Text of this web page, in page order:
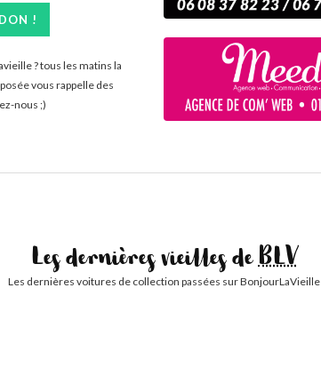
!
? tous les matins la
vous rappelle des
nous ;)
Les dernières vieilles deBLV
Les dernières voitures de collection passées sur BonjourLaVieille